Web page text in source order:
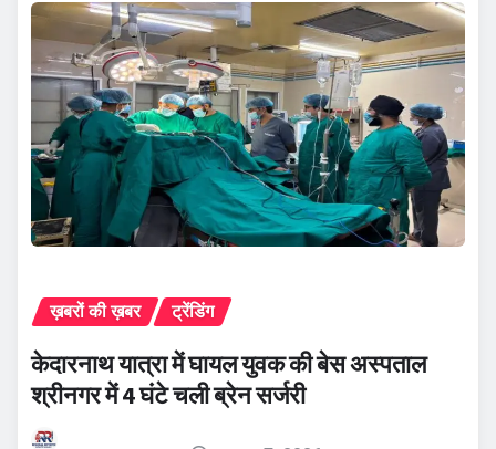
ख़बरों की ख़बर ट्रेंडिंग
केदारनाथ यात्रा में घायल युवक की बेस अस्पताल
श्रीनगर में 4 घंटे चली ब्रेन सर्जरी